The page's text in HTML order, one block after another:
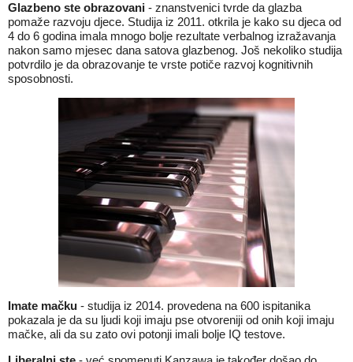
Glazbeno ste obrazovani - znanstvenici tvrde da glazba
pomaže razvoju djece. Studija iz 2011. otkrila je kako su djeca od
4 do 6 godina imala mnogo bolje rezultate verbalnog izražavanja
nakon samo mjesec dana satova glazbenog. Još nekoliko studija
potvrdilo je da obrazovanje te vrste potiče razvoj kognitivnih
sposobnosti.
Imate mačku - studija iz 2014. provedena na 600 ispitanika
pokazala je da su ljudi koji imaju pse otvoreniji od onih koji imaju
mačke, ali da su zato ovi potonji imali bolje IQ testove.